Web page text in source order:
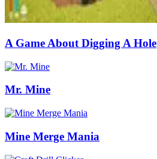
A Game About Digging A Hole
Mr. Mine
Mine Merge Mania